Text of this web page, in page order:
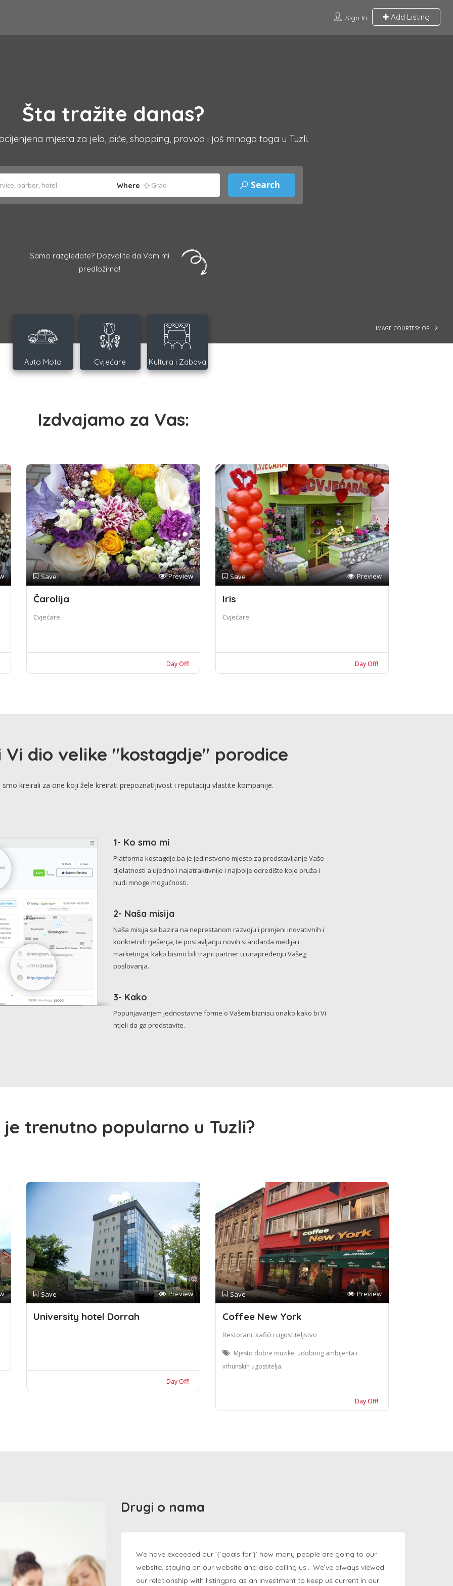
Sign In Add Listing
IMAGE COURTESY OF
Šta tražite danas?
mjesta za jelo, piće, shopping, provod i još mnogo toga u Tuzli.
Where
Samo razgledate? Dozvolite da Vam mi
predložimo!
Auto Moto Cvjećare Kultura i Zabava
Izdvajamo za Vas:
Save Preview
Čarolija
Cvjećare
Day Off!
Save Preview
Iris
Cvjećare
Day Off!
Vi dio velike "kostagdje" porodice
kreirali za one koji žele kreirati prepoznatljivost i reputaciju vlastite kompanije.
1- Ko smo mi
Platforma kostagdje.ba je jedinstveno mjesto za predstavljanje Vaše
djelatnosti a ujedno i najatraktivnije i najbolje odredište koje pruža i
nudi mnoge mogućnosti.
2- Naša misija
Naša misija se bazira na neprestanom razvoju i primjeni inovativnih i
konkretnih rješenja, te postavljanju novih standarda medija i
marketinga, kako bismo bili trajni partner u unapređenju Vašeg
poslovanja.
3- Kako
Popunjavanjem jednostavne forme o Vašem biznisu onako kako bi Vi
htjeli da ga predstavite.
je trenutno popularno u Tuzli?
Save Preview
University hotel Dorrah
Day Off!
Save Preview
Coffee New York
Restorani, kafići i ugostiteljstvo
Mjesto dobre muzike, udobnog ambijenta i
vrhunskih ugostitelja.
Day Off!
Drugi o nama
We have exceeded our `{`goals for`}` how many people are going to our
website, staying on our website and also calling us… We’ve always viewed
our relationship with listingpro as an investment to keep us current in our